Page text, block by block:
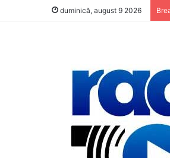
duminică, august 9 2026